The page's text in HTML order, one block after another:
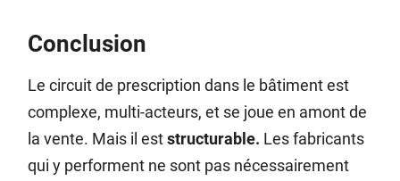
Conclusion
Le circuit de prescription dans le bâtiment est
complexe, multi-acteurs, et se joue en amont de
la vente. Mais il eststructurable. Les fabricants
qui y performent ne sont pas nécessairement